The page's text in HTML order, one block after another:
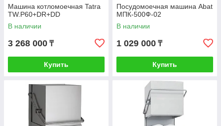
Машина котломоечная Tatra
TW.P60+DR+DD
В наличии
3 268 000 ₸
Купить
Посудомоечная машина Abat
МПК-500Ф-02
В наличии
1 029 000 ₸
Купить